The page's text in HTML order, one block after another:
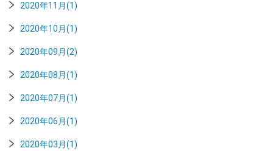
2020年11月(1)
2020年10月(1)
2020年09月(2)
2020年08月(1)
2020年07月(1)
2020年06月(1)
2020年03月(1)